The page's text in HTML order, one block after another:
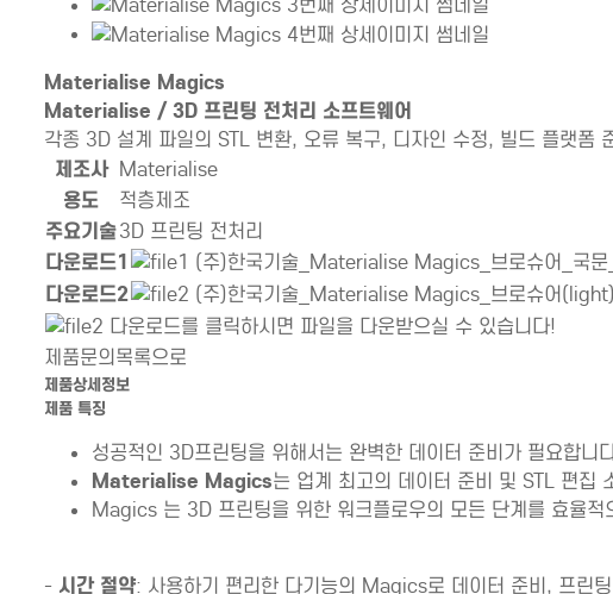
Materialise Magics
Materialise / 3D 프린팅 전처리 소프트웨어
각종 3D 설계 파일의 STL 변환, 오류 복구, 디자인 수정, 빌드 플랫폼
제품상세정보테이블
제조사 Materialise
용도
적층제조
주요기술3D 프린팅 전처리
다운로드1
(주)한국기술_Materialise Magics_브로슈어_국
다운로드2
(주)한국기술_Materialise Magics_브로슈어
다운로드를 클릭하시면 파일을 다운받으실 수 있습니다!
제품문의목록으로
제품상세정보
제품 특징
성공적인 3D프린팅을 위해서는 완벽한 데이터 준비가 필요합니
Materialise Magics는 업계 최고의 데이터 준비 및 STL 편집
Magics 는 3D 프린팅을 위한 워크플로우의 모든 단계를 효율적
- 시간 절약: 사용하기 편리한 다기능의 Magics로 데이터 준비, 프린